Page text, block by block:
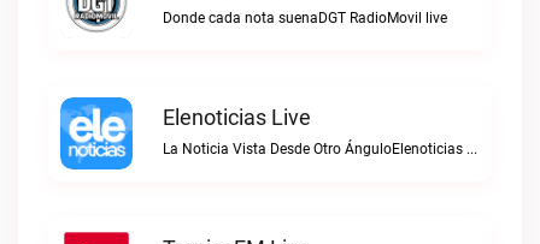
Donde cada nota suenaDGT RadioMovil live
Elenoticias Live
La Noticia Vista Desde Otro ÁnguloElenoticias live